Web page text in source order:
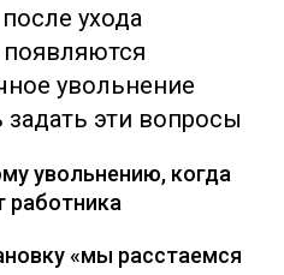
ухода
появляются
увольнение
эти вопросы
увольнению, когда
работника
«мы расстаемся